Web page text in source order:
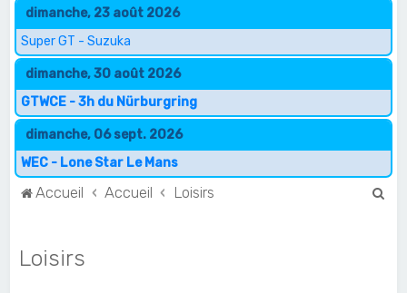
dimanche, 23 août 2026
Super GT - Suzuka
dimanche, 30 août 2026
GTWCE - 3h du Nürburgring
dimanche, 06 sept. 2026
WEC - Lone Star Le Mans
Accueil Accueil Loisirs
Loisirs